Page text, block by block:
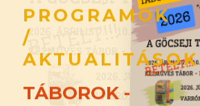
PROGRAMOK
/
AKTUALITÁSOK
TÁBOROK -